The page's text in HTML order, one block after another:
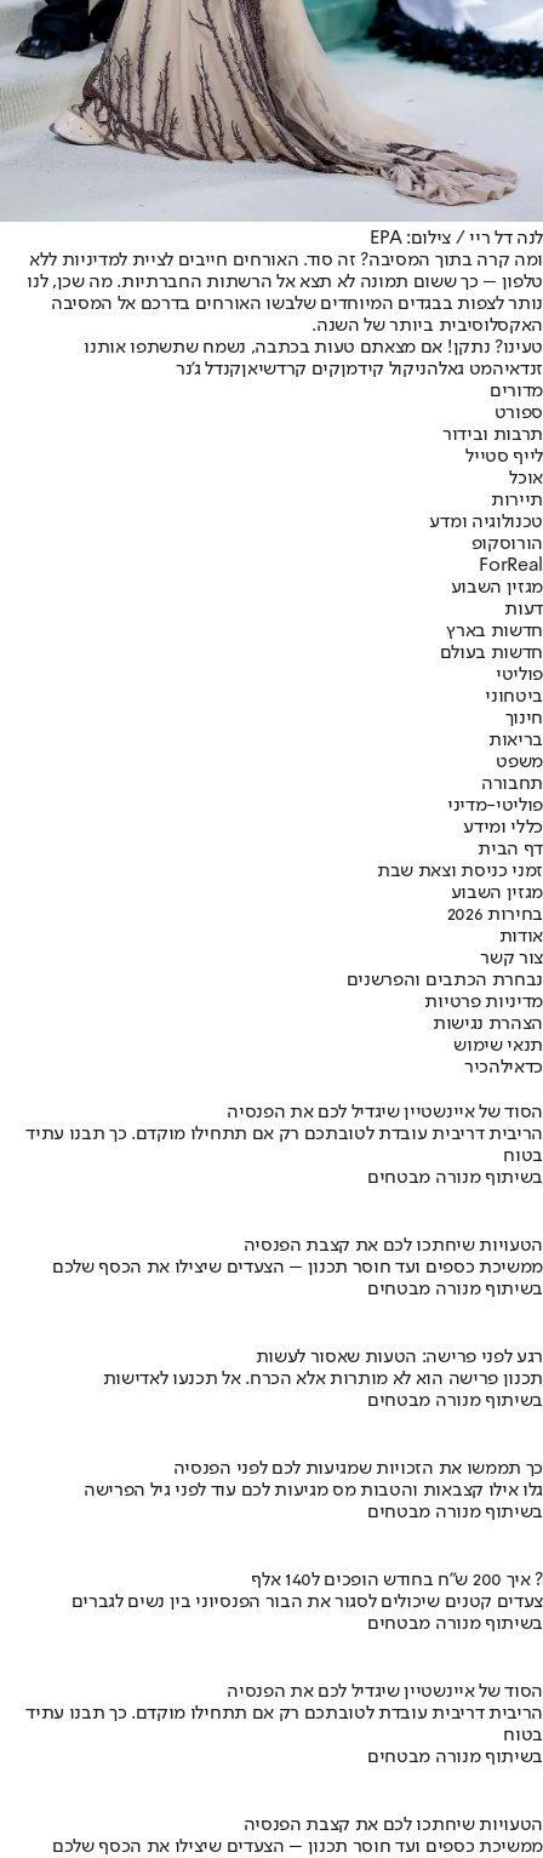
לנה דל ריי / צילום: EPA
ומה קרה בתוך המסיבה? זה סוד. האורחים חייבים לציית למדיניות ללא
טלפון – כך ששום תמונה לא תצא אל הרשתות החברתיות. מה שכן, לנו
נותר לצפות בבגדים המיוחדים שלבשו האורחים בדרכם אל המסיבה
האקסלוסיבית ביותר של השנה.
טעינו? נתקן! אם מצאתם טעות בכתבה, נשמח שתשתפו אותנו
זנדאיהמט גאלהניקול קידמןקים קרדשיאןקנדל ג'נר
מדורים
ספורט
תרבות ובידור
לייף סטייל
אוכל
תיירות
טכנולוגיה ומדע
הורוסקופ
ForReal
מגזין השבוע
דעות
חדשות בארץ
חדשות בעולם
פוליטי
ביטחוני
חינוך
בריאות
משפט
תחבורה
פוליטי-מדיני
כללי ומידע
דף הבית
זמני כניסת וצאת שבת
מגזין השבוע
בחירות 2026
אודות
צור קשר
נבחרת הכתבים והפרשנים
מדיניות פרטיות
הצהרת נגישות
תנאי שימוש
כדאילהכיר
הסוד של איינשטיין שיגדיל לכם את הפנסיה
הריבית דריבית עובדת לטובתכם רק אם תתחילו מוקדם. כך תבנו עתיד
בטוח
בשיתוף מנורה מבטחים
הטעויות שיחתכו לכם את קצבת הפנסיה
ממשיכת כספים ועד חוסר תכנון – הצעדים שיצילו את הכסף שלכם
בשיתוף מנורה מבטחים
רגע לפני פרישה: הטעות שאסור לעשות
תכנון פרישה הוא לא מותרות אלא הכרח. אל תכנעו לאדישות
בשיתוף מנורה מבטחים
כך תממשו את הזכויות שמגיעות לכם לפני הפנסיה
גלו אילו קצבאות והטבות מס מגיעות לכם עוד לפני גיל הפרישה
בשיתוף מנורה מבטחים
איך 200 ש"ח בחודש הופכים ל140 אלף ?
צעדים קטנים שיכולים לסגור את הבור הפנסיוני בין נשים לגברים
בשיתוף מנורה מבטחים
הסוד של איינשטיין שיגדיל לכם את הפנסיה
הריבית דריבית עובדת לטובתכם רק אם תתחילו מוקדם. כך תבנו עתיד
בטוח
בשיתוף מנורה מבטחים
הטעויות שיחתכו לכם את קצבת הפנסיה
ממשיכת כספים ועד חוסר תכנון – הצעדים שיצילו את הכסף שלכם